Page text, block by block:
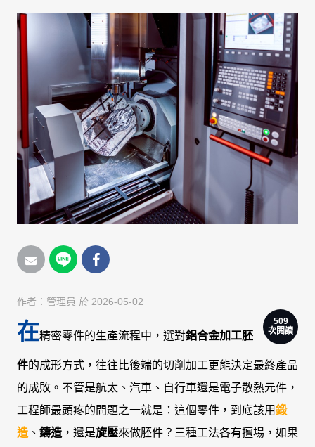
作者： 管理員 於 2026-05-02
509
次閱讀
在精密零件的生產流程中，選對鋁合金加工胚
件的成形方式，往往比後端的切削加工更能決定最終產品
的成敗。不管是航太、汽車、自行車還是電子散熱元件，
工程師最頭疼的問題之一就是：這個零件，到底該用鍛
造 、 鑄造 ，還是旋壓來做胚件？三種工法各有擅場，如果